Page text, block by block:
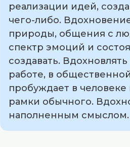
реализации идей,
чего-либо.
природы, общения с
спектр эмоций и
создавать.
работе, в
пробуждает в
рамки обычного.
наполненным смыслом.